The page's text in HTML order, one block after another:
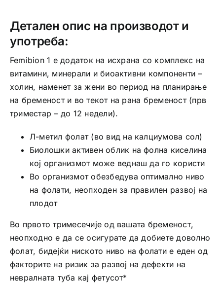
Детален опис на производот и
употреба:
Femibion 1 е додаток на исхрана со комплекс на
витамини, минерали и биоактивни компоненти –
холин, наменет за жени во период на планирање
на бременост и во текот на рана бременост (прв
триместар – до 12 недели).
Л-метил фолат (во вид на калциумова сол)
Биолошки активен облик на фолна киселина
кој организмот може веднаш да го користи
Во организмот обезбедува оптимално ниво
на фолати, неопходен за правилен развој на
плодот
Во првото тримесечије од вашата бременост,
неопходно е да се осигурате да добиете доволно
фолат, бидејќи ниското ниво на фолати е еден од
факторите на ризик за развој на дефекти на
невралната туба кај фетусот*